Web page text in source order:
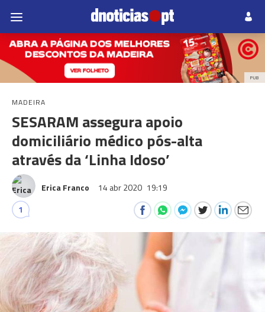
PUB
MADEIRA
SESARAM assegura apoio
domiciliário médico pós-alta
através da ‘Linha Idoso’
Erica Franco 14 abr 2020 19:19
1